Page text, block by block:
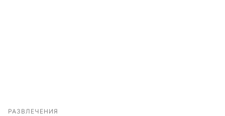
РАЗВЛЕЧЕНИЯ